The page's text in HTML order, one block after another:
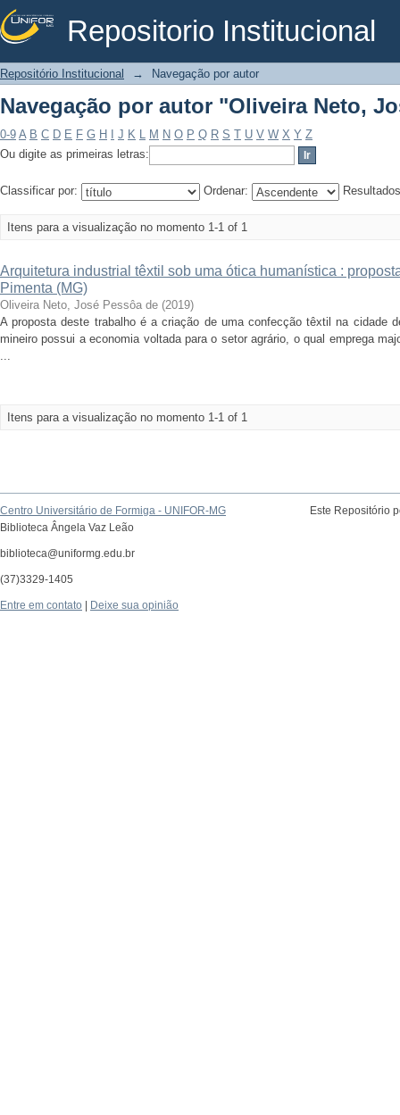
Repositorio Institucional
Navegação por autor "Oliveira Neto,
Repositório Institucional → Navegação por autor
Navegação por autor "Oliveira Neto,
0-9 A B C D E F G H J K L M N O P Q R S T U V W X Y Z
Ou digite as primeiras letras:
Classificar por: Ordenar:
Itens para a visualização no momento 1-1 of 1
Arquitetura industrial têxtil sob uma ótica humanística :
Pimenta (MG)
Oliveira Neto, José Pessôa de (2019)
A proposta deste trabalho é a criação de uma confecção têxtil na cidade
mineiro possui a economia voltada para o setor agrário, o qual emprega
...
Itens para a visualização no momento 1-1 of 1
Centro Universitário de Formiga - UNIFOR-MG
Biblioteca Ângela Vaz Leão
biblioteca@uniformg.edu.br
(37)3329-1405
Este Repositório
Entre em contato Deixe sua opinião